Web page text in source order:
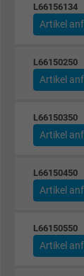
Anbieter
Laufzeit
Zweck
Name
Anbieter
Laufzeit
Zweck
L66156134
Artikel
L66150250
Artikel
L66150350
Artikel
L66150450
Artikel
L66150550
Artikel